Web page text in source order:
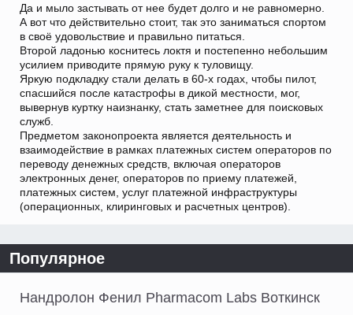
Да и мыло застывать от нее будет долго и не равномерно.
А вот что действительно стоит, так это заниматься спортом
в своё удовольствие и правильно питаться.
Второй ладонью коснитесь локтя и постепенно небольшим
усилием приводите прямую руку к туловищу.
Яркую подкладку стали делать в 60-х годах, чтобы пилот,
спасшийся после катастрофы в дикой местности, мог,
вывернув куртку наизнанку, стать заметнее для поисковых
служб.
Предметом законопроекта является деятельность и
взаимодействие в рамках платежных систем операторов по
переводу денежных средств, включая операторов
электронных денег, операторов по приему платежей,
платежных систем, услуг платежной инфраструктуры
(операционных, клиринговых и расчетных центров).
Популярное
Нандролон Фенил Pharmacom Labs Воткинск